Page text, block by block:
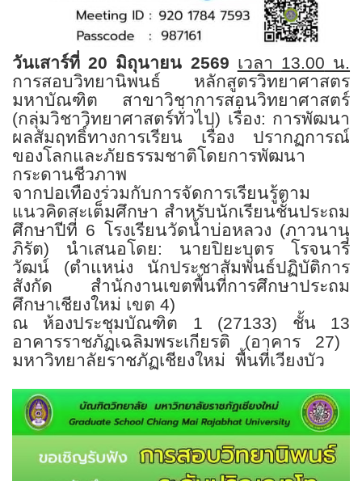
วันเสาร์ที่20 มิถุนายน 2569 เวลา 13.00 น.
การสอบวิทยานิพนธ์ หลักสูตรวิทยาศาสตร
มหาบัณฑิต สาขาวิชาการสอนวิทยาศาสตร์
(กลุ่มวิชาวิทยาศาสตร์ทั่วไป) เรื่อง: การพัฒนา
ผลสัมฤทธิ์ทางการเรียน เรื่อง ปรากฏการณ์
ของโลกและภัยธรรมชาติโดยการพัฒนา
กระดานชีวภาพ
จากปอเทืองร่วมกับการจัดการเรียนรู้ตาม
แนวคิดสะเต็มศึกษา สำหรับนักเรียนชั้นประถม
ศึกษาปีที่ 6 โรงเรียนวัดน้ำบ่อหลวง (ภาวนานุ
ภิรัต) นำเสนอโดย: นายปิยะบุตร โรจนารี
วัฒน์ (ตำแหน่ง นักประชาสัมพันธ์ปฏิบัติการ
สังกัด สำนักงานเขตพื้นที่การศึกษาประถม
ศึกษาเชียงใหม่ เขต 4)
ณ ห้องประชุมบัณฑิต 1 (27133) ชั้น 13
อาคารราชภัฏเฉลิมพระเกียรติ (อาคาร 27)
มหาวิทยาลัยราชภัฏเชียงใหม่ พื้นที่เวียงบัว